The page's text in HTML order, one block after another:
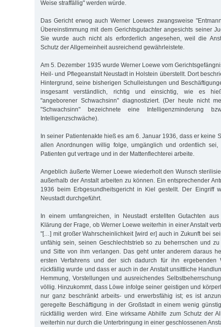
Weise straffällig" werden würde.
Das Gericht erwog auch Werner Loewes zwangsweise
Übereinstimmung mit dem Gerichtsgutachter angesichts seiner
Sie wurde auch nicht als erforderlich angesehen, weil die
Schutz der Allgemeinheit ausreichend gewährleistete.
Am 5. Dezember 1935 wurde Werner Loewe vom
Heil- und Pflegeanstalt Neustadt in Holstein überstellt. Dort
Hintergrund, seine bisherigen Schulleistungen und
insgesamt verständlich, richtig und einsichtig, wie es
"angeborener Schwachsinn" diagnostiziert. (Der heute nicht
"Schwachsinn" bezeichnete eine Intelligenzminderung
Intelligenzschwäche).
In seiner Patientenakte hieß es am 6. Januar 1936, dass er keine
allen Anordnungen willig folge, umgänglich und ordentlich
Patienten gut vertrage und in der Mattenflechterei arbeite.
Angeblich äußerte Werner Loewe wiederholt den Wunsch
außerhalb der Anstalt arbeiten zu können. Ein entsprechender
1936 beim Erbgesundheitsgericht in Kiel gestellt. Der Eingriff
Neustadt durchgeführt.
In einem umfangreichen, in Neustadt erstellten Gutachten
Klärung der Frage, ob Werner Loewe weiterhin in einer Anstalt
"[…] mit großer Wahrscheinlichkeit [wird er] auch in Zukunft bei
unfähig sein, seinen Geschlechtstrieb so zu beherrschen und
und Sitte von ihm verlangen. Das geht unter anderem daraus
ersten Verfahrens und der sich dadurch für ihn ergebenden
rückfällig wurde und dass er auch in der Anstalt unsittliche
Hemmung, Vorstellungen und ausreichendes
völlig. Hinzukommt, dass Löwe infolge seiner geistigen und
nur ganz beschränkt arbeits- und erwerbsfähig ist; es ist
geregelte Beschäftigung in der Großstadt in einem wenig
rückfällig werden wird. Eine wirksame Abhilfe zum Schutz der
weiterhin nur durch die Unterbringung in einer geschlossenen